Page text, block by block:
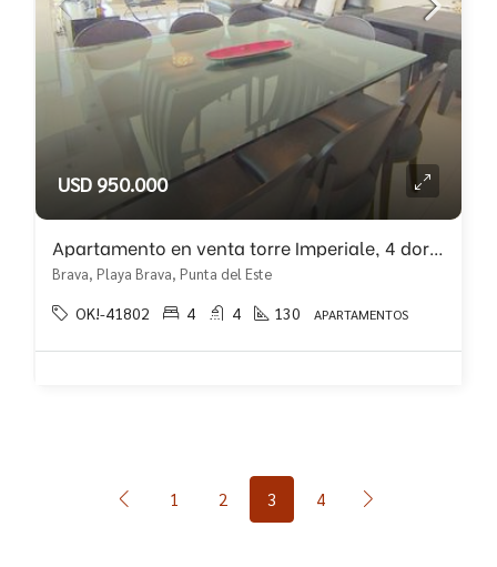
USD 950.000
Apartamento en venta torre Imperiale, 4 dormitorios!!
Brava, Playa Brava, Punta del Este
OK!-41802 4 4 130 APARTAMENTOS
1 2 3 4